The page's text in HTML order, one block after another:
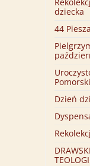
dziecka
44
Dzień